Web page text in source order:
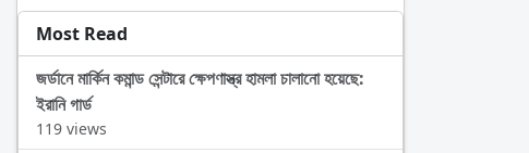
Most Read
জর্ডানে মার্কিন কমান্ড সেন্টারে ক্ষেপণাস্ত্র হামলা চালানো হয়েছে:
ইরানি গার্ড
119 views